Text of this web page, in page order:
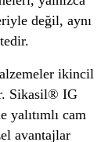
değil, aynı
ikincil
Sikasil® IG
yalıtımlı cam
avantajlar